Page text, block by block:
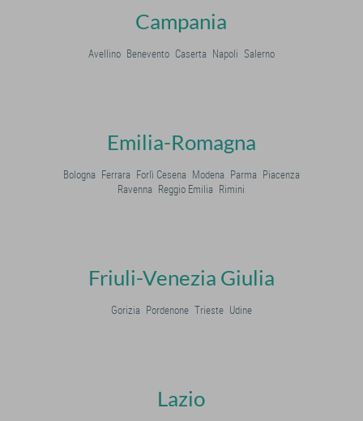
Campania
Avellino Benevento Caserta Napoli Salerno
Emilia-Romagna
Bologna Ferrara Forlì Cesena Modena Parma Piacenza
Ravenna Reggio Emilia Rimini
Friuli-Venezia Giulia
Gorizia Pordenone Trieste Udine
Lazio